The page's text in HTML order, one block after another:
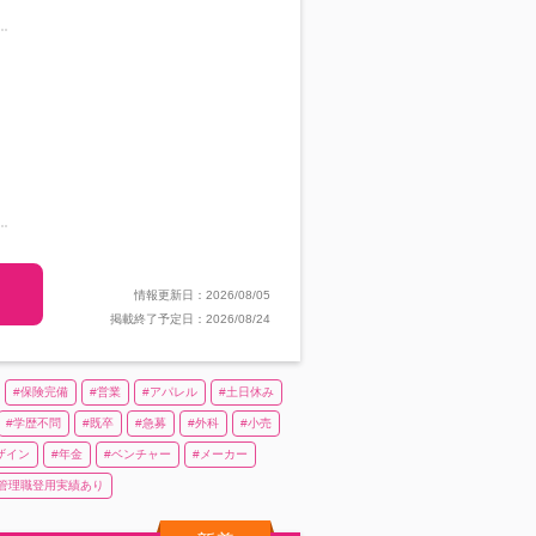
情報更新日：2026/08/05
掲載終了予定日：2026/08/24
保険完備 営業 アパレル 土日休み
学歴不問 既卒 急募 外科 小売
イン 年金 ベンチャー メーカー
理職登用実績あり